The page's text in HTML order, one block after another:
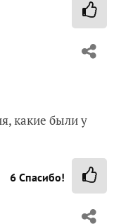
какие были у
6 Спасибо!